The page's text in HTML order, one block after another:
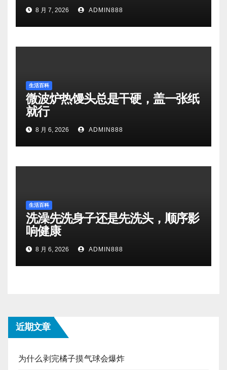
8 月 7, 2026 ADMIN888
生活百科
微波炉热馒头总是干硬，盖一张纸
就行
8 月 6, 2026 ADMIN888
生活百科
洗澡先洗身子还是先洗头，顺序影
响健康
8 月 6, 2026 ADMIN888
近期文章
为什么剥完橘子摸气球会爆炸